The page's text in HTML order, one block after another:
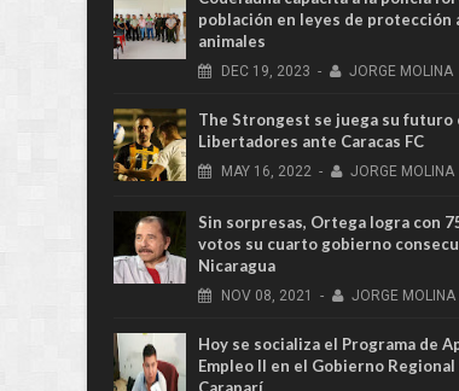
población en leyes de protección
animales
DEC 19, 2023 - JORGE MOLINA
The Strongest se juega su futuro
Libertadores ante Caracas FC
MAY 16, 2022 - JORGE MOLINA
Sin sorpresas, Ortega logra con
votos su cuarto gobierno
Nicaragua
NOV 08, 2021 - JORGE MOLINA
Hoy se socializa el Programa de
Empleo II en el Gobierno Regional